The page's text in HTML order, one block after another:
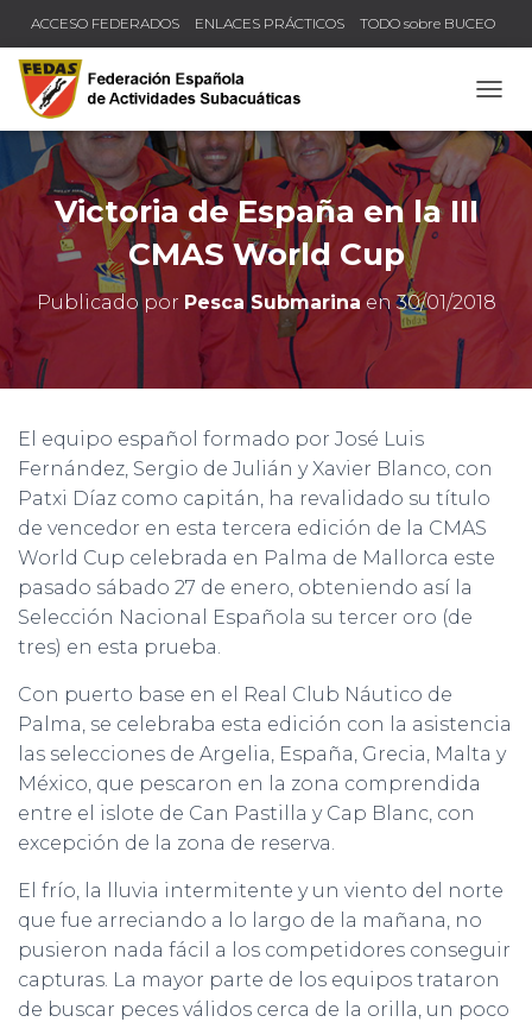
ACCESO FEDERADOS ENLACES PRÁCTICOS TODO sobre BUCEO
COMPRUEBA TU TÍTULO Y LICENCIA
Victoria de España en la III
CMAS World Cup
Publicado por Pesca Submarina en30/01/2018
El equipo español formado por José Luis
Fernández, Sergio de Julián y Xavier Blanco, con
Patxi Díaz como capitán, ha revalidado su título
de vencedor en esta tercera edición de la CMAS
World Cup celebrada en Palma de Mallorca este
pasado sábado 27 de enero, obteniendo así la
Selección Nacional Española su tercer oro (de
tres) en esta prueba.
Con puerto base en el Real Club Náutico de
Palma, se celebraba esta edición con la asistencia
las selecciones de Argelia, España, Grecia, Malta y
México, que pescaron en la zona comprendida
entre el islote de Can Pastilla y Cap Blanc, con
excepción de la zona de reserva.
El frío, la lluvia intermitente y un viento del norte
que fue arreciando a lo largo de la mañana, no
pusieron nada fácil a los competidores conseguir
capturas. La mayor parte de los equipos trataron
de buscar peces válidos cerca de la orilla, un poco